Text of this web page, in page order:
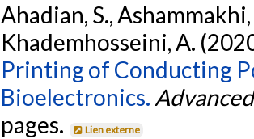
Ahadian, S.,
Khademhosseini, A.
Printing of Conducting
Bioelectronics.
pages.
Lien externe